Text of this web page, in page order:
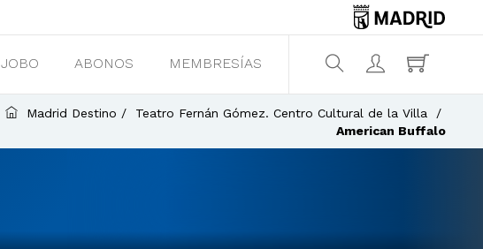
JOBO ABONOS MEMBRESÍAS ¿Qué estás buscando?
Madrid Destino
Teatro Fernán Gómez. Centro Cultural de la Villa
American Buffalo